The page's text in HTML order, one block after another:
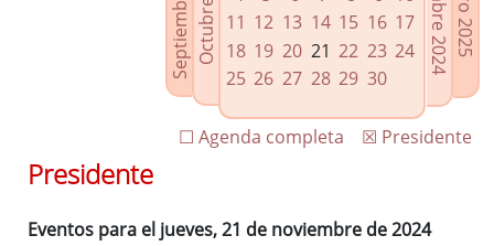
Agenda de Presidencia
Plenos provinciales y Juntas de gobierno
Oficina de Proyectos Europeos
11 12 13 14 15 16 17
18 19 20 21 22 23 24
25 26 27 28 29 30
☒ Presidente
☐ Agenda completa
Presidente
Eventos para el jueves, 21 de noviembre de 2024